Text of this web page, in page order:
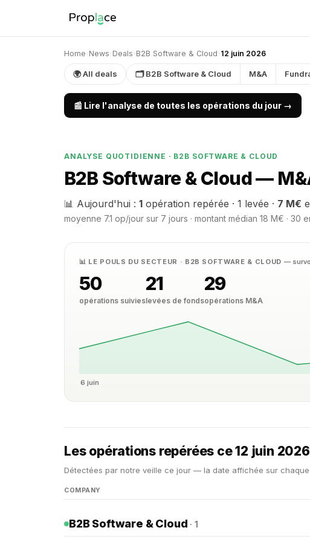
Home› News› Deals› B2B Software & Cloud› 12 juin 2026
🌍 All deals 🗂 B2B Software & Cloud M&A
📰 Lire l'analyse de toutes les opérations du jour →
ANALYSE QUOTIDIENNE · B2B SOFTWARE & CLOUD
B2B Software & Cloud —
📊 Aujourd'hui : 1 opération repérée · 1 levée · 7 M€
moyenne 7.1 op/jour sur 7 jours · montant médian 18 M€ ·
📊 LE POULS DU SECTEUR · B2B SOFTWARE & CLOUD —
50
opérations suivies
21
levées de fonds
29
opérations M&A
6 juin
Les opérations repérées ce 12 juin 2026
Détectées par notre veille ce jour — la date affichée sur
COMPANY
B2B Software & Cloud · 1